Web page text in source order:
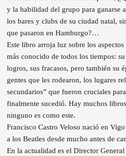
y la habilidad del grupo para ganarse
los bares y clubs de su ciudad natal,
que pasaron en Hamburgo?…
Este libro arroja luz sobre los
más conocido de todos los tiempos:
logros, sus fracasos, pero también su
gentes que les rodearon, los lugares
secundarios” que fueron cruciales
finalmente sucedió. Hay muchos
ninguno es como este.
Francisco Castro Veloso nació en
a los Beatles desde mucho antes de
En la actualidad es el Director